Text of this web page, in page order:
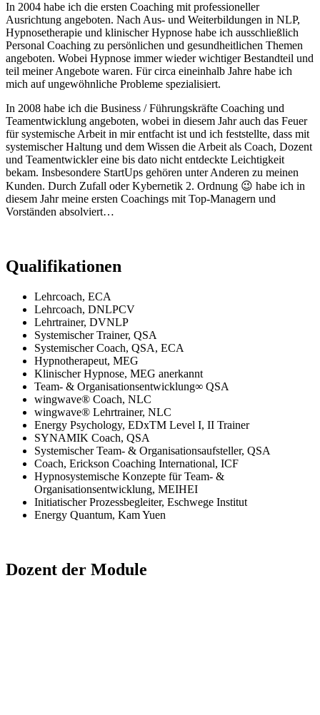
In 2004 habe ich die ersten Coaching mit professioneller
Ausrichtung angeboten. Nach Aus- und Weiterbildungen in NLP,
Hypnosetherapie und klinischer Hypnose habe ich ausschließlich
Personal Coaching zu persönlichen und gesundheitlichen Themen
angeboten. Wobei Hypnose immer wieder wichtiger Bestandteil und
teil meiner Angebote waren. Für circa eineinhalb Jahre habe ich
mich auf ungewöhnliche Probleme spezialisiert.
In 2008 habe ich die Business / Führungskräfte Coaching und
Teamentwicklung angeboten, wobei in diesem Jahr auch das Feuer
für systemische Arbeit in mir entfacht ist und ich feststellte, dass mit
systemischer Haltung und dem Wissen die Arbeit als Coach, Dozent
und Teamentwickler eine bis dato nicht entdeckte Leichtigkeit
bekam. Insbesondere StartUps gehören unter Anderen zu meinen
Kunden. Durch Zufall oder Kybernetik 2. Ordnung 😉 habe ich in
diesem Jahr meine ersten Coachings mit Top-Managern und
Vorständen absolviert…
Qualifikationen
Lehrcoach, ECA
Lehrcoach, DNLPCV
Lehrtrainer, DVNLP
Systemischer Trainer, QSA
Systemischer Coach, QSA, ECA
Hypnotherapeut, MEG
Klinischer Hypnose, MEG anerkannt
Team- & Organisationsentwicklung∞ QSA
wingwave® Coach, NLC
wingwave® Lehrtrainer, NLC
Energy Psychology, EDxTM Level I, II Trainer
SYNAMIK Coach, QSA
Systemischer Team- & Organisationsaufsteller, QSA
Coach, Erickson Coaching International, ICF
Hypnosystemische Konzepte für Team- &
Organisationsentwicklung, MEIHEI
Initiatischer Prozessbegleiter, Eschwege Institut
Energy Quantum, Kam Yuen
Dozent der Module